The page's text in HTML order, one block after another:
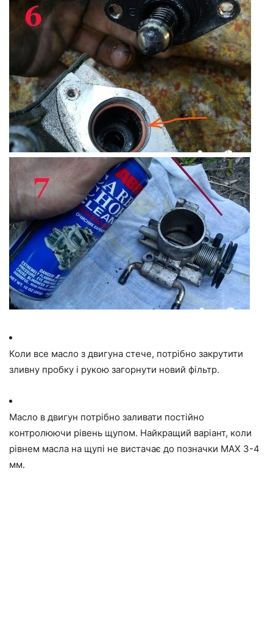
Коли все масло з двигуна стече, потрібно закрутити
зливну пробку і рукою загорнути новий фільтр.
Масло в двигун потрібно заливати постійно
контролюючи рівень щупом. Найкращий варіант, коли
рівнем масла на щупі не вистачає до позначки MAX 3-4
мм.